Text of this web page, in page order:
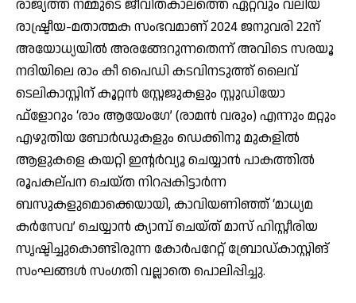
രാജ്യത്ത് നമ്മുടെ ജീവിതകാലത്തെ ഏറ്റവും വലിയ
രാഷ്ട്രീയ-മതാത്മക സംഭവമാണ് 2024 ജനുവരി 22ന്
അയോധ്യയില്‍ അരങ്ങേറുന്നതെന്ന് അവിടെ സരയൂ
നദിയിലെ രാം കീ പൈഡി കടവിനടുത്ത് ലൈവ്
ടെലികാസ്റ്റിന് കൂറ്റന്‍ സ്റ്റേജുകളും സ്റ്റുഡിയോ
ഫ്‌ളോറും ‘രാം ആയേംഗേ’ (രാമന്‍ വരും) എന്നും മറ്റും
എഴുതിയ ബോര്‍ഡുകളും ഡെക്കിനു മുകളില്‍
ആളുകളെ കയറ്റി ഇന്റര്‍വ്യൂ ചെയ്യാന്‍ പാകത്തില്‍
രൂപകല്പന ചെയ്ത നിറപ്പകിട്ടാര്‍ന്ന
ബസുകളുമൊക്കെയായി, കാവിയണിഞ്ഞ് ‘മാധ്യമ
കര്‍സേവ’ ചെയ്യാന്‍ ക്യാമ്പ് ചെയ്ത് മാസ് ഹിസ്റ്റീരിയ
സൃഷ്ടിച്ചുകൊണ്ടിരുന്ന കോര്‍പറേറ്റ് ബ്രോഡ്കാസ്റ്റിങ്
സംഘങ്ങള്‍ സംഗതി വല്ലാതെ പൊലിപ്പിച്ചു.